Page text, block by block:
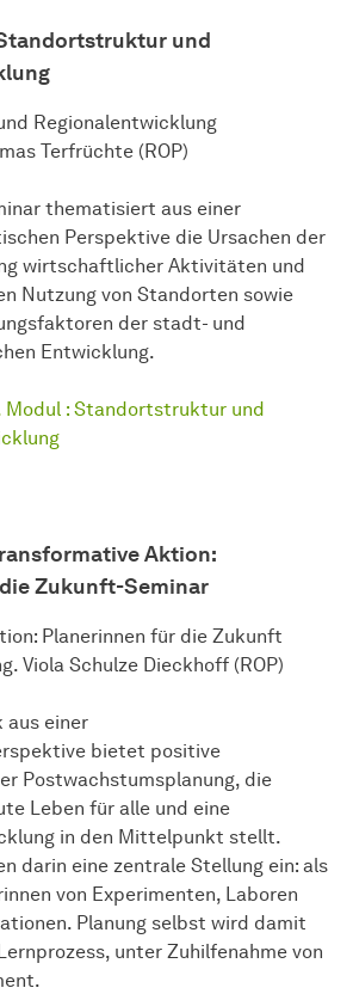
und
Regionalentwicklung
Terfrüchte (ROP)
thematisiert aus einer
Perspektive die Ursachen der
wirtschaftlicher Aktivitäten und
Nutzung von Standorten sowie
der stadt- und
Entwicklung.
Modul : Standortstruktur und
Aktion:
Zukunft-Seminar
Planerinnen für die Zukunft
Viola Schulze Dieckhoff (ROP)
aus einer
bietet positive
Postwachstumsplanung, die
Leben für alle und eine
in den Mittelpunkt stellt.
darin eine zentrale Stellung ein: als
von Experimenten, Laboren
Planung selbst wird damit
unter Zuhilfenahme von